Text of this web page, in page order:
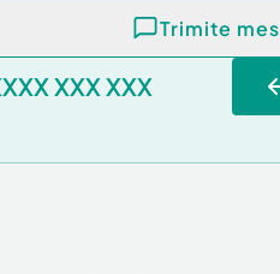
Trimite
XXX XXX